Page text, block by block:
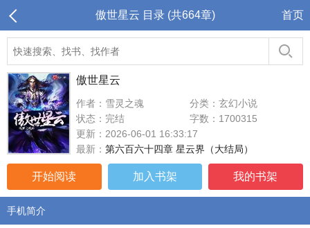
傲世星云 目录 (共664章) 首页
傲世星云
作者：雪灵之魂
分类：玄幻小说
状态：完结
字数：1700315
更新：2026-06-01 16:33:17
最新： 第六百六十四章 星云界（大结局）
开始阅读 加入书架 我的书架
手机简介